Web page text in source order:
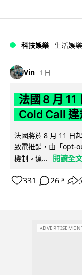
科技娛樂 生活娛樂
Vin 1 日
法國 8 月 11
Cold Call
法國將於 8 月 11 日
致電推銷，由「opt-
機制。違...
閱讀全文
331 26 ↗